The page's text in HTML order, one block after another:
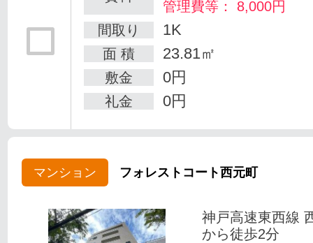
管理費等： 8,000円
間取り
1K
面 積 23.81㎡
敷金 0円
礼金 0円
マンション フォレストコート西元町
神戸高速東西線
から徒歩2分